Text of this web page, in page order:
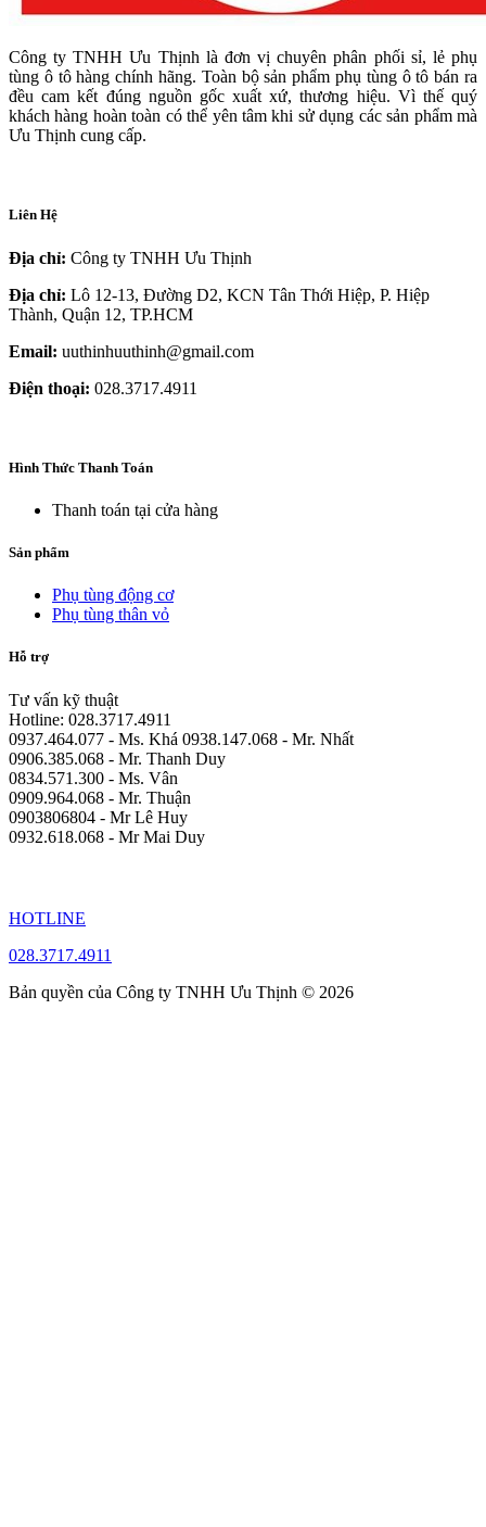
Công ty TNHH Ưu Thịnh là đơn vị chuyên phân phối sỉ, lẻ phụ
tùng ô tô hàng chính hãng. Toàn bộ sản phẩm phụ tùng ô tô bán ra
đều cam kết đúng nguồn gốc xuất xứ, thương hiệu. Vì thế quý
khách hàng hoàn toàn có thể yên tâm khi sử dụng các sản phẩm mà
Ưu Thịnh cung cấp.
Liên Hệ
Địa chỉ: Công ty TNHH Ưu Thịnh
Địa chỉ: Lô 12-13, Đường D2, KCN Tân Thới Hiệp, P. Hiệp
Thành, Quận 12, TP.HCM
Email: uuthinhuuthinh@gmail.com
Điện thoại: 028.3717.4911
Hình Thức Thanh Toán
Thanh toán tại cửa hàng
Sản phẩm
Phụ tùng động cơ
Phụ tùng thân vỏ
Hỗ trợ
Tư vấn kỹ thuật
Hotline: 028.3717.4911
0937.464.077 - Ms. Khá 0938.147.068 - Mr. Nhất
0906.385.068 - Mr. Thanh Duy
0834.571.300 - Ms. Vân
0909.964.068 - Mr. Thuận
0903806804 - Mr Lê Huy
0932.618.068 - Mr Mai Duy
HOTLINE
028.3717.4911
Bản quyền của Công ty TNHH Ưu Thịnh © 2026